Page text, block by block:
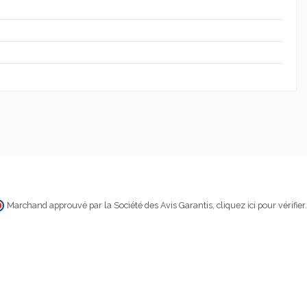
Marchand approuvé par la Société des Avis Garantis, cliquez ici pour vérifier.